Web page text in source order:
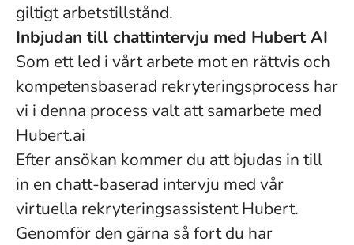
giltigt arbetstillstånd.
Inbjudan till chattintervju med Hubert AI
Som ett led i vårt arbete mot en rättvis och
kompetensbaserad rekryteringsprocess har
vi i denna process valt att samarbete med
Hubert.ai
Efter ansökan kommer du att bjudas in till
in en chatt-baserad intervju med vår
virtuella rekryteringsassistent Hubert.
Genomför den gärna så fort du har